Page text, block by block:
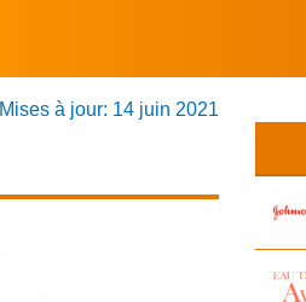
Mises à jour: 14 juin 2021